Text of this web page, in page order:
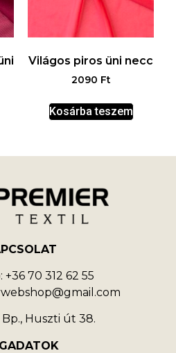
Világos piros üni necc
2090 Ft
Kosárba teszem
70 312 62 55
Bp., Huszti út 38.